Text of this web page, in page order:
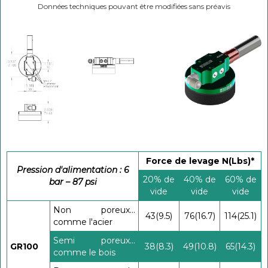
Données techniques pouvant être modifiées sans préavis
Pression d'alimentation : 6
bar – 87 psi
Force de levage N(Lbs)*
20% de
vide
40% de
vide
60% de
vide
GR100
Non poreux...
comme l'acier
43(9.5) 76(16.7) 114(25.1)
Semi poreux...
comme le bois
38(8.3) 49(10.8) 65(14.3)